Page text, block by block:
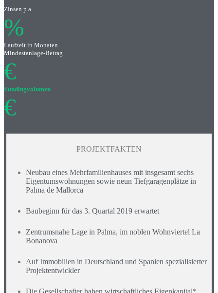
Zinsen p.a.
%
Laufzeit in Monaten
Mindestanlage-Betrag
€
Fundingvolumen
€
PROJEKTFAKTEN
Neubau eines Mehrfamilienhauses mit insgesamt sechs
Eigentumswohnungen sowie neun Tiefgaragenplätze in
Palma de Mallorca
Baubeginn für das 3. Quartal 2019 erwartet
Zentrumsnahe Lage in Palma, im noblen Wohnviertel La
Bonanova
Auf Immobilien in Deutschland und Spanien spezialisierter
Projektentwickler
Die Gesellschafter haben wirtschaftliches Eigenkapital*